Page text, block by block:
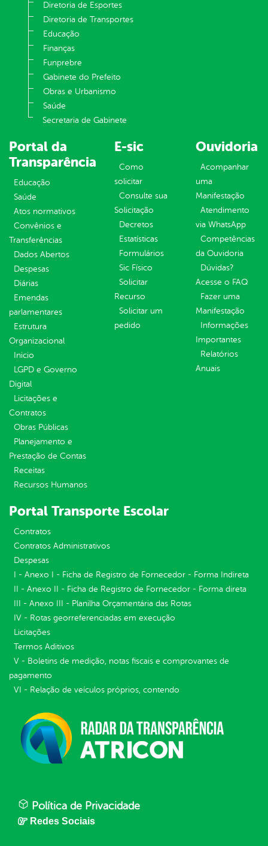
Diretoria de Esportes
Diretoria de Transportes
Educação
Finanças
Funprebre
Gabinete do Prefeito
Obras e Urbanismo
Saúde
Secretaria de Gabinete
Portal da
Transparência
Educação
Saúde
Atos normativos
Convênios e
Transferências
Dados Abertos
Despesas
Diárias
Emendas
parlamentares
Estrutura
Organizacional
Inicio
LGPD e Governo
Digital
Licitações e
Contratos
Obras Públicas
Planejamento e
Prestação de Contas
Receitas
Recursos Humanos
E-sic
Como
solicitar
Consulte sua
Solicitação
Decretos
Estatísticas
Formulários
Sic Físico
Solicitar
Recurso
Solicitar um
pedido
Ouvidoria
Acompanhar
uma
Manifestação
Atendimento
via WhatsApp
Competências
da Ouvidoria
Dúvidas?
Acesse o FAQ
Fazer uma
Manifestação
Informações
Importantes
Relatórios
Anuais
Portal Transporte Escolar
Contratos
Contratos Administrativos
Despesas
I - Anexo I - Ficha de Registro de Fornecedor - Forma Indireta
II - Anexo II - Ficha de Registro de Fornecedor - Forma direta
III - Anexo III - Planilha Orçamentária das Rotas
IV - Rotas georreferenciadas em execução
Licitações
Termos Aditivos
V - Boletins de medição, notas fiscais e comprovantes de
pagamento
VI - Relação de veículos próprios, contendo
Política de Privacidade
Redes Sociais